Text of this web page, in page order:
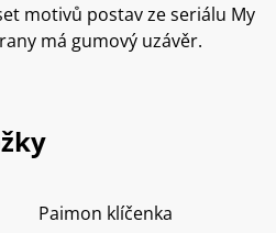
motivů postav ze seriálu My
má gumový uzávěr.
%
Paimon klíčenka